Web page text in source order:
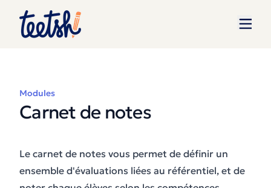
Modules
Carnet de notes
Le carnet de notes vous permet de définir un
ensemble d'évaluations liées au référentiel, et de